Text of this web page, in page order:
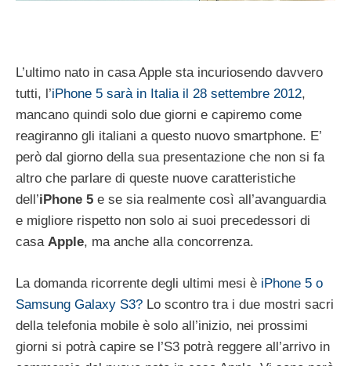
L’ultimo nato in casa Apple sta incuriosendo davvero
tutti, l’iPhone 5 sarà in Italia il 28 settembre 2012,
mancano quindi solo due giorni e capiremo come
reagiranno gli italiani a questo nuovo smartphone. E’
però dal giorno della sua presentazione che non si fa
altro che parlare di queste nuove caratteristiche
dell’iPhone 5 e se sia realmente così all’avanguardia
e migliore rispetto non solo ai suoi precedessori di
casa Apple, ma anche alla concorrenza.
La domanda ricorrente degli ultimi mesi è iPhone 5 o
Samsung Galaxy S3? Lo scontro tra i due mostri sacri
della telefonia mobile è solo all’inizio, nei prossimi
giorni si potrà capire se l’S3 potrà reggere all’arrivo in